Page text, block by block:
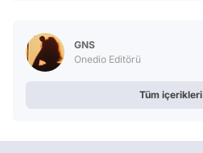
GNS
Onedio Editörü
Tüm içerikleri